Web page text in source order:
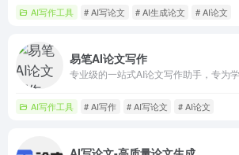
AI写作工具 # AI写论文 # AI生成论文 # AI论文
易笔AI论文写作
AI写作工具 # AI写作 # AI写论文 # AI论文